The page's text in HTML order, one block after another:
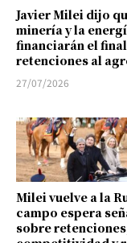
Javier Milei dijo
minería y la
financiarán el
retenciones al
27/07/2026
Milei vuelve a la
campo espera
sobre